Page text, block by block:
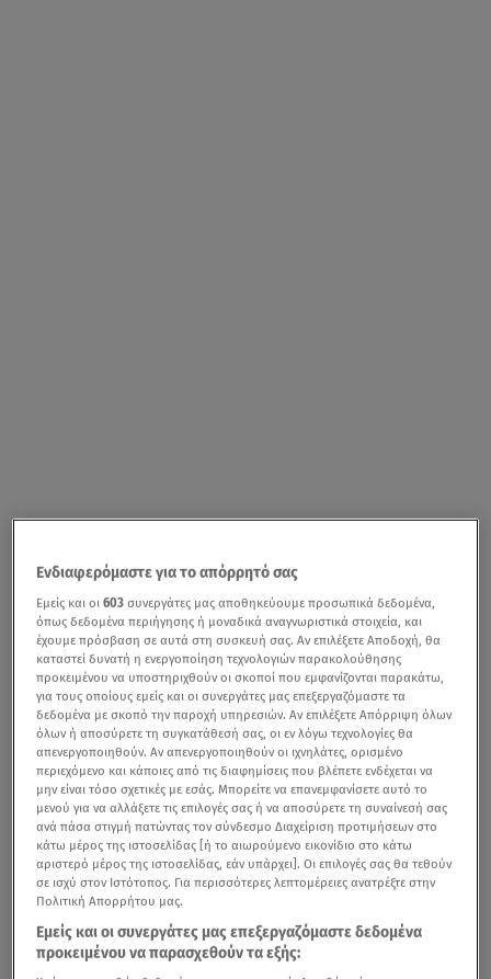
Ο ιδρυτής και διευθύνων σύμβουλος της εφαρμογής
Uber, Travis Kalanick,παραιτήθηκε από τη θέση του πριν
λίγες ημέρες,μετά από 6 μήνες ασταμάτητων
σκανδάλων που έπλητταν την εφαρμογή.
New York Timesέγραψαν ότιη απόφαση του Kalanick
προέκυψεμετά από πιέσεις 5 από τους μεγαλύτερους
Ενδιαφερόμαστε για το απόρρητό σας
Εμείς και οι603 συνεργάτες μας αποθηκεύουμε προσωπικά δεδομένα,
όπως δεδομένα περιήγησης ή μοναδικά αναγνωριστικά στοιχεία, και
έχουμε πρόσβαση σε αυτά στη συσκευή σας. Αν επιλέξετε Αποδοχή, θα
καταστεί δυνατή η ενεργοποίηση τεχνολογιών παρακολούθησης
προκειμένου να υποστηριχθούν οι σκοποί που εμφανίζονται παρακάτω,
για τους οποίους εμείς και οι συνεργάτες μας επεξεργαζόμαστε τα
δεδομένα με σκοπό την παροχή υπηρεσιών. Αν επιλέξετε Απόρριψη όλων
όλων ή αποσύρετε τη συγκατάθεσή σας, οι εν λόγω τεχνολογίες θα
απενεργοποιηθούν. Αν απενεργοποιηθούν οι ιχνηλάτες, ορισμένο
περιεχόμενο και κάποιες από τις διαφημίσεις που βλέπετε ενδέχεται να
μην είναι τόσο σχετικές με εσάς. Μπορείτε να επανεμφανίσετε αυτό το
μενού για να αλλάξετε τις επιλογές σας ή να αποσύρετε τη συναίνεσή σας
ανά πάσα στιγμή πατώντας τον σύνδεσμο Διαχείριση προτιμήσεων στο
κάτω μέρος της ιστοσελίδας [ή το αιωρούμενο εικονίδιο στο κάτω
αριστερό μέρος της ιστοσελίδας, εάν υπάρχει]. Οι επιλογές σας θα τεθούν
σε ισχύ στον Ιστότοπος. Για περισσότερες λεπτομέρειες ανατρέξτε στην
Πολιτική Απορρήτου μας.
Εμείς και οι συνεργάτες μας επεξεργαζόμαστε δεδομένα
προκειμένου να παρασχεθούν τα εξής: